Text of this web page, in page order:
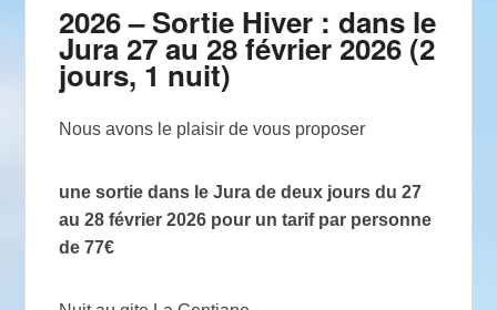
2026 – Sortie Hiver : dans le
Jura 27 au 28 février 2026 (2
jours, 1 nuit)
Nous avons le plaisir de vous proposer
une sortie dans le Jura de deux jours du 27
au 28 février 2026 pour un tarif par personne
de 77€